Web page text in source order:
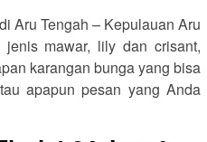
Aru Tengah – Kepulauan Aru
mawar, lily dan crisant,
karangan bunga yang bisa
apapun pesan yang Anda